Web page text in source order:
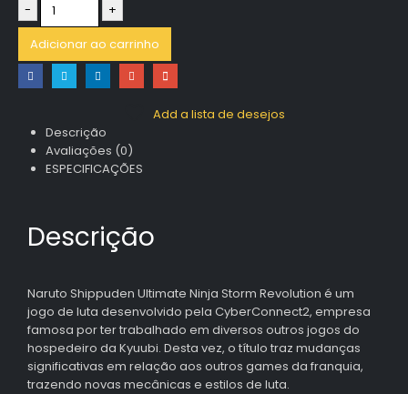
-
+
Adicionar ao carrinho
Add a lista de desejos
Descrição
Avaliações (0)
ESPECIFICAÇÕES
Descrição
Naruto Shippuden Ultimate Ninja Storm Revolution é um
jogo de luta desenvolvido pela CyberConnect2, empresa
famosa por ter trabalhado em diversos outros jogos do
hospedeiro da Kyuubi. Desta vez, o título traz mudanças
significativas em relação aos outros games da franquia,
trazendo novas mecânicas e estilos de luta.